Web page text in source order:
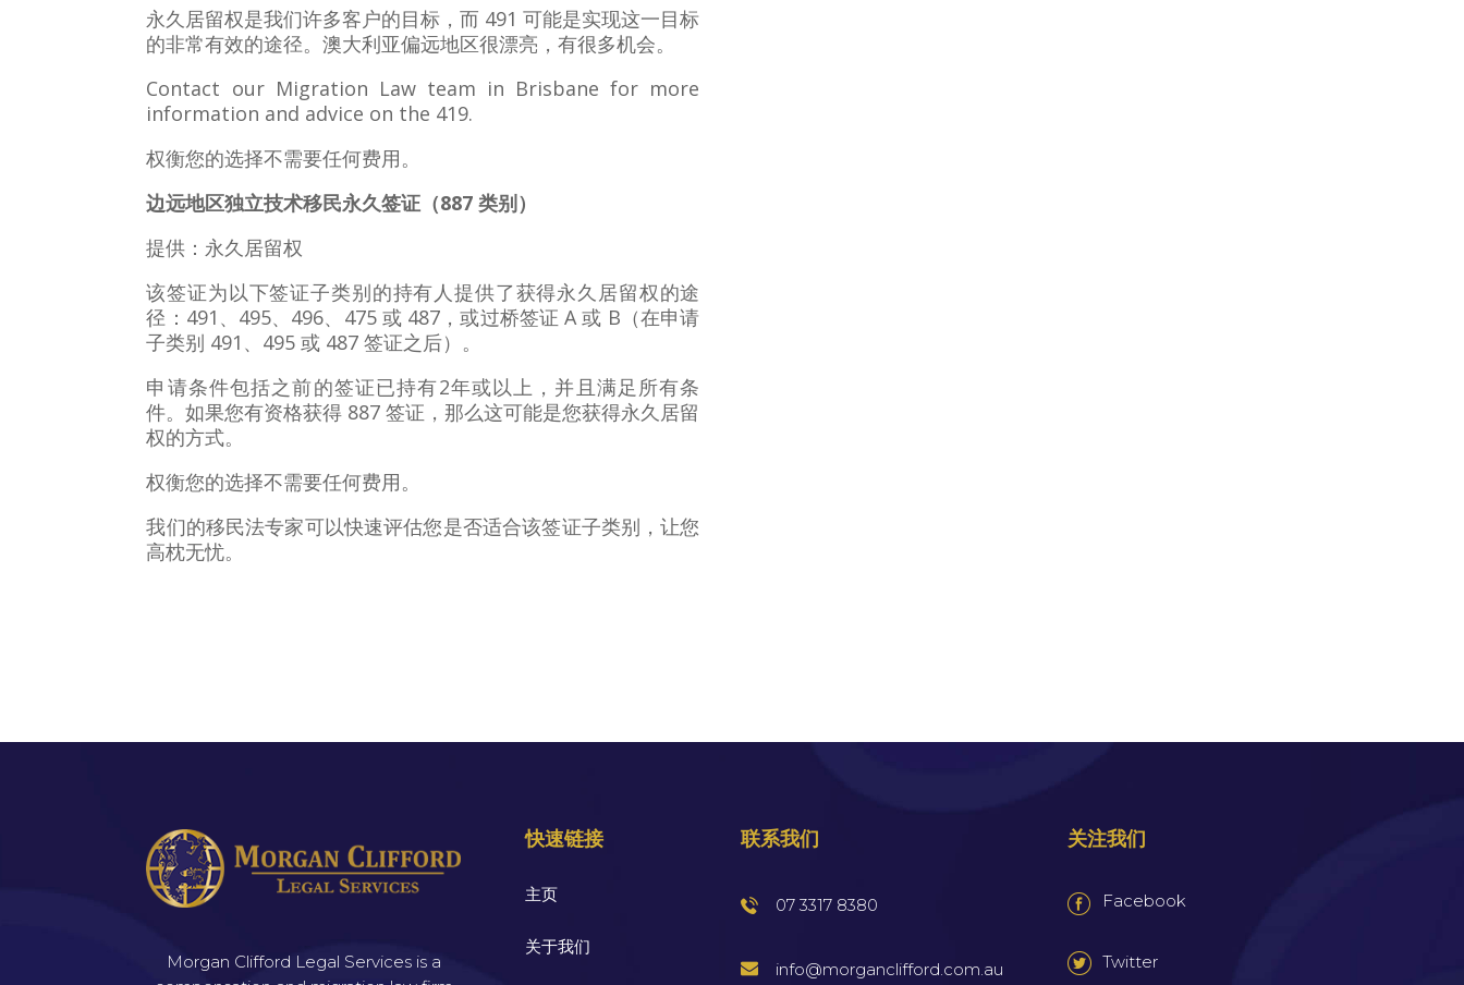
永久居留权是我们许多客户的目标，而 491 可能是实现这一目标
的非常有效的途径。澳大利亚偏远地区很漂亮，有很多机会。
Contact our Migration Law team in Brisbane for more
information and advice on the 419.
权衡您的选择不需要任何费用。
边远地区独立技术移民永久签证（887 类别）
提供：永久居留权
该签证为以下签证子类别的持有人提供了获得永久居留权的途
径：491、495、496、475 或 487，或过桥签证 A 或 B（在申请
子类别 491、495 或 487 签证之后）。
申请条件包括之前的签证已持有2年或以上，并且满足所有条
件。如果您有资格获得 887 签证，那么这可能是您获得永久居留
权的方式。
权衡您的选择不需要任何费用。
我们的移民法专家可以快速评估您是否适合该签证子类别，让您
高枕无忧。
Morgan Clifford Legal Services is a
快速链接
主页
关于我们
联系我们
07 3317 8380
info@morganclifford.com.au
关注我们
Facebook
Twitter